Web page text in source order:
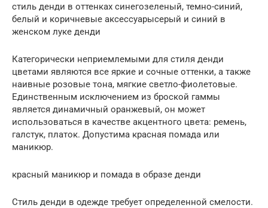
стиль денди в оттенках синегозеленый, темно-синий,
белый и коричневые аксессуарысерый и синий в
женском луке денди
Категорически неприемлемыми для стиля денди
цветами являются все яркие и сочные оттенки, а также
наивные розовые тона, мягкие светло-фиолетовые.
Единственным исключением из броской гаммы
является динамичный оранжевый, он может
использоваться в качестве акцентного цвета: ремень,
галстук, платок. Допустима красная помада или
маникюр.
красный маникюр и помада в образе денди
Стиль денди в одежде требует определенной смелости.